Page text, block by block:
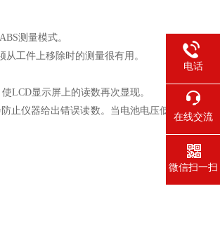
测量模式。
工件上移除时的测量很有用。
LCD显示屏上的读数再次显现。
止仪器给出错误读数。当电池电压低
电话
在线交流
微信扫一扫